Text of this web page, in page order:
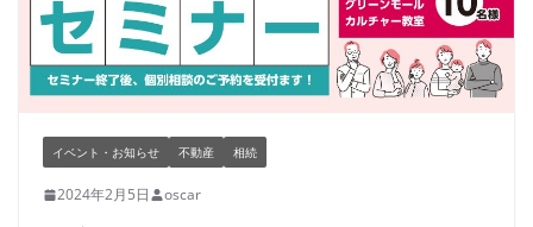
イベント・お知らせ 不動産 相続
2024年2月5日 oscar